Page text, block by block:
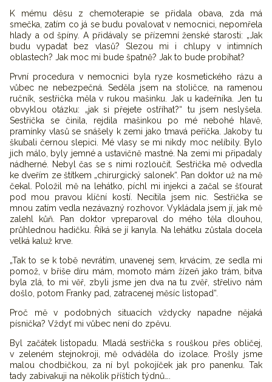
K mému děsu z chemoterapie se přidala obava, zda má
smečka, zatím co já se budu povalovat v nemocnici, nepomřela
hlady a od špíny. A přidávaly se přízemní ženské starosti: „Jak
budu vypadat bez vlasů? Slezou mi i chlupy v intimních
oblastech? Jak moc mi bude špatně? Jak to bude probíhat?
První procedura v nemocnici byla ryze kosmetického rázu a
vůbec ne nebezpečná. Seděla jsem na stoličce, na ramenou
ručník, sestřička měla v rukou mašinku. Jak u kadeřníka. Jen tu
obvyklou otázku: „jak si přejete ostříhat?“ tu jsem neslyšela.
Sestřička se činila, rejdila mašinkou po mé nebohé hlavě,
pramínky vlasů se snášely k zemi jako tmavá peříčka. Jakoby tu
škubali černou slepici. Mé vlasy se mi nikdy moc nelíbily. Bylo
jich málo, byly jemné a ustavičně mastné. Na zemi mi připadaly
nádherné. Nebyl čas se s nimi rozloučit. Sestřička mě odvedla
ke dveřím ze štítkem „chirurgický salonek“. Pan doktor už na mě
čekal. Položil mě na lehátko, píchl mi injekci a začal se šťourat
pod mou pravou klíční kostí. Necítila jsem nic. Sestřička se
mnou zatím vedla nezávazný rozhovor. Vykládala jsem jí, jak mě
zalehl kůň. Pan doktor vpreparoval do mého těla dlouhou,
průhlednou hadičku. Říká se jí kanyla. Na lehátku zůstala docela
velká kaluž krve.
„Tak to se k tobě nevrátím, unavenej sem, krvácím, ze sedla mi
pomož, v břiše díru mám, momoto mám žízeň jako trám, bitva
byla zlá, to mi věř, zbyli jsme jen dva na tu zvěř, střelivo nám
došlo, potom Franky pad, zatracenej měsíc listopad“.
Proč mě v podobných situacích vždycky napadne nějaká
písnička? Vždyť mi vůbec není do zpěvu.
Byl začátek listopadu. Mladá sestřička s rouškou přes obličej,
v zeleném stejnokroji, mě odváděla do izolace. Prošly jsme
malou chodbičkou, za ní byl pokojíček jak pro panenku. Tak
tady zabivakuji na několik příštích týdnů….